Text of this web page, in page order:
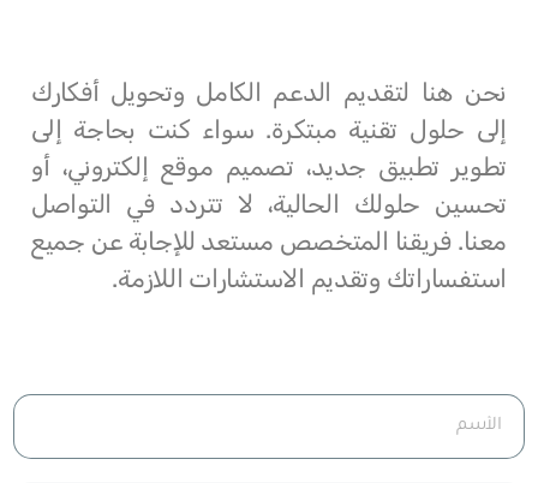
نحن هنا لتقديم الدعم الكامل وتحويل أفكارك
إلى حلول تقنية مبتكرة. سواء كنت بحاجة إلى
تطوير تطبيق جديد، تصميم موقع إلكتروني، أو
تحسين حلولك الحالية، لا تتردد في التواصل
معنا. فريقنا المتخصص مستعد للإجابة عن جميع
استفساراتك وتقديم الاستشارات اللازمة.